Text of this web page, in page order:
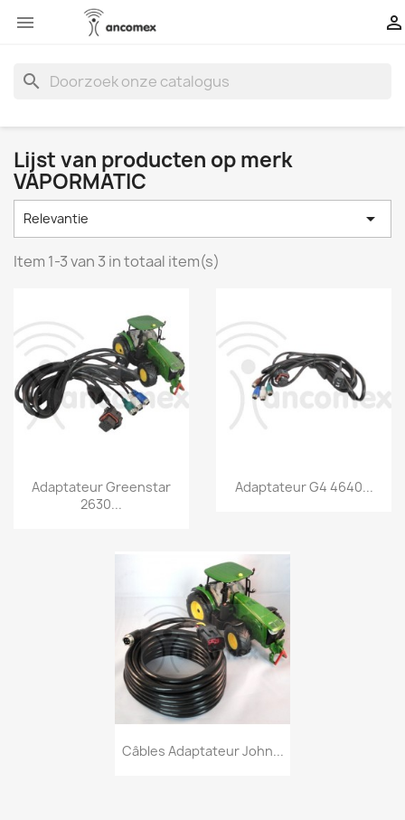
 
search
Lijst van producten op merk
VAPORMATIC
Relevantie 
Item 1-3 van 3 in totaal item(s)
Snel bekijken
Adaptateur Greenstar
2630...
Snel bekijken
Adaptateur G4 4640...
 Snel bekijken
Câbles Adaptateur John...